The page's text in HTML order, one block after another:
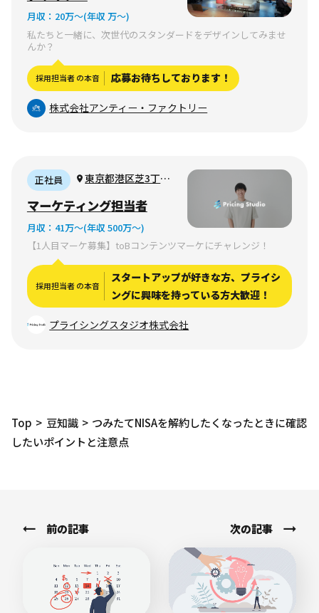
月収： 20万〜(年収 万〜)
私たちと一緒に、次世代のスタンダードをデザインしてみませ
んか？
採用担当者 の本音 応募お待ちしております！
株式会社アンティー・ファクトリー
正社員
東京都港区芝3丁目
マーケティング担当者
月収： 41万〜(年収 500万〜)
【1人目マーケ募集】toBコンテンツマーケにチャレンジ！
採用担当者 の本音
スタートアップが好きな方、プライシ
ングに興味を持っている方大歓迎！
プライシングスタジオ株式会社
Top 豆知識
つみたてNISAを解約したくなったときに確認
したいポイントと注意点
前の記事 次の記事